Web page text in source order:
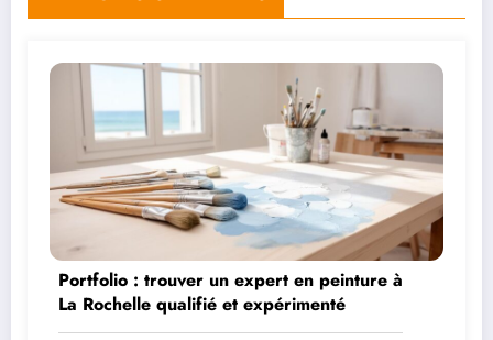
Portfolio : trouver un expert en peinture à
La Rochelle qualifié et expérimenté